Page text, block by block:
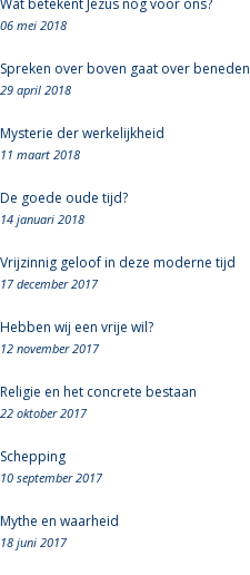
Wat betekent Jezus nog voor ons?
06 mei 2018
Spreken over boven gaat over beneden
29 april 2018
Mysterie der werkelijkheid
11 maart 2018
De goede oude tijd?
14 januari 2018
Vrijzinnig geloof in deze moderne tijd
17 december 2017
Hebben wij een vrije wil?
12 november 2017
Religie en het concrete bestaan
22 oktober 2017
Schepping
10 september 2017
Mythe en waarheid
18 juni 2017